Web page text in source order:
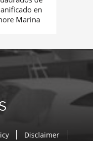
en
Marina
Disclaimer